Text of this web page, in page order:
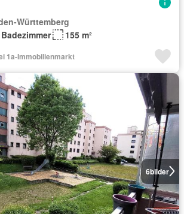
Württemberg
155 m²
1a-Immobilienmarkt
6bilder